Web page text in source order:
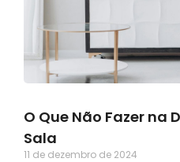
O Que Não Fazer na
Sala
11 de dezembro de 2024